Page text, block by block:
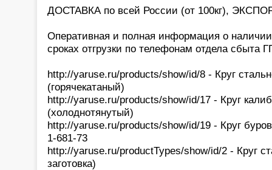
ДОСТАВКА по всей России (от 100кг),
Оперативная и полная информация о
сроках отгрузки по телефонам отдела сбыта
http://yaruse.ru/products/show/id/8 - Круг
(горячекатаный)
http://yaruse.ru/products/show/id/17 - Круг
(холоднотянутый)
http://yaruse.ru/products/show/id/19 - Круг
1-681-73
http://yaruse.ru/productTypes/show/id/2 - Круг
заготовка)